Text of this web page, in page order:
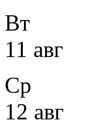
Вт
11 авг
Ср
12 авг